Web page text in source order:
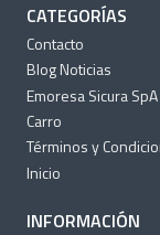
CATEGORÍAS
Contacto
Blog Noticias
Emoresa Sicura SpA
Carro
Términos y
Inicio
INFORMACIÓN